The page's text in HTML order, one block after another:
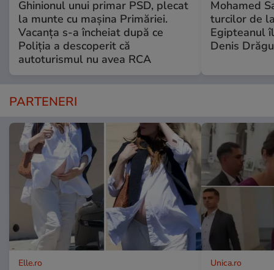
Ghinionul unui primar PSD, plecat
la munte cu mașina Primăriei.
Vacanța s-a încheiat după ce
Poliția a descoperit că
autoturismul nu avea RCA
Mohamed
turcilor de
Egipteanul
Denis
PARTENERI
Elle.ro Unica.ro